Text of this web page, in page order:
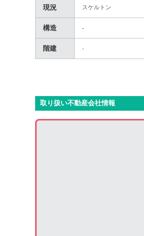
現況 スケルトン
構造 -
階建 -
取り扱い不動産会社情報